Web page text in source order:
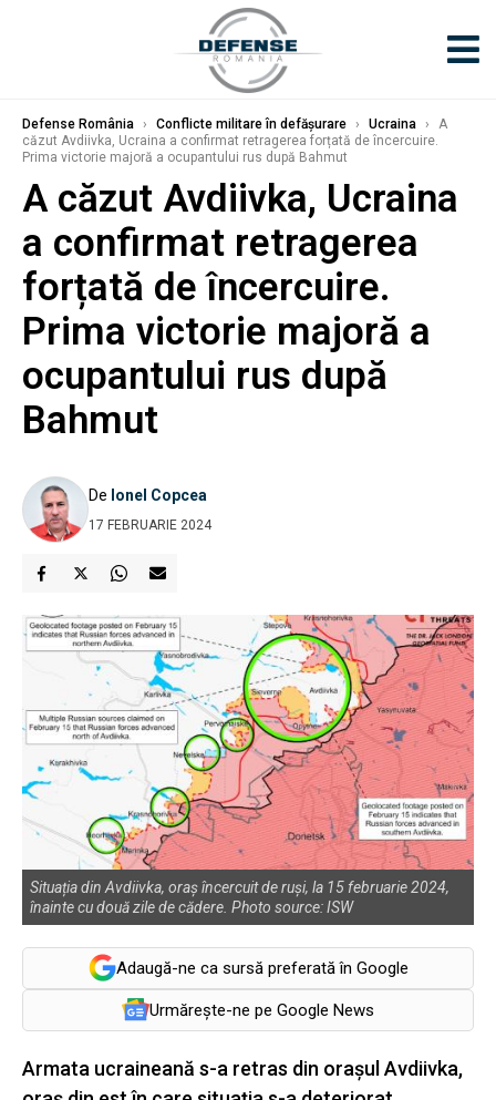
Defense România › Conflicte militare în defășurare › Ucraina ›
A
căzut Avdiivka, Ucraina a confirmat retragerea forțată de încercuire.
Prima victorie majoră a ocupantului rus după Bahmut
A căzut Avdiivka, Ucraina
a confirmat retragerea
forțată de încercuire.
Prima victorie majoră a
ocupantului rus după
Bahmut
De Ionel Copcea
17 FEBRUARIE 2024
Situația din Avdiivka, oraș încercuit de ruși, la 15 februarie 2024,
înainte cu două zile de cădere. Photo source: ISW
Adaugă-ne ca sursă preferată în Google
Urmărește-ne pe Google News
Armata ucraineană s-a retras din oraşul Avdiivka,